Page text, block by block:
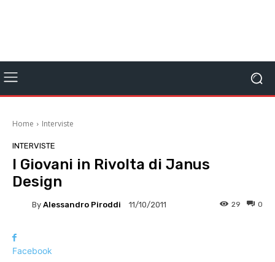
Home Interviste
INTERVISTE
I Giovani in Rivolta di Janus
Design
By Alessandro Piroddi 11/10/2011 0
29
Facebook